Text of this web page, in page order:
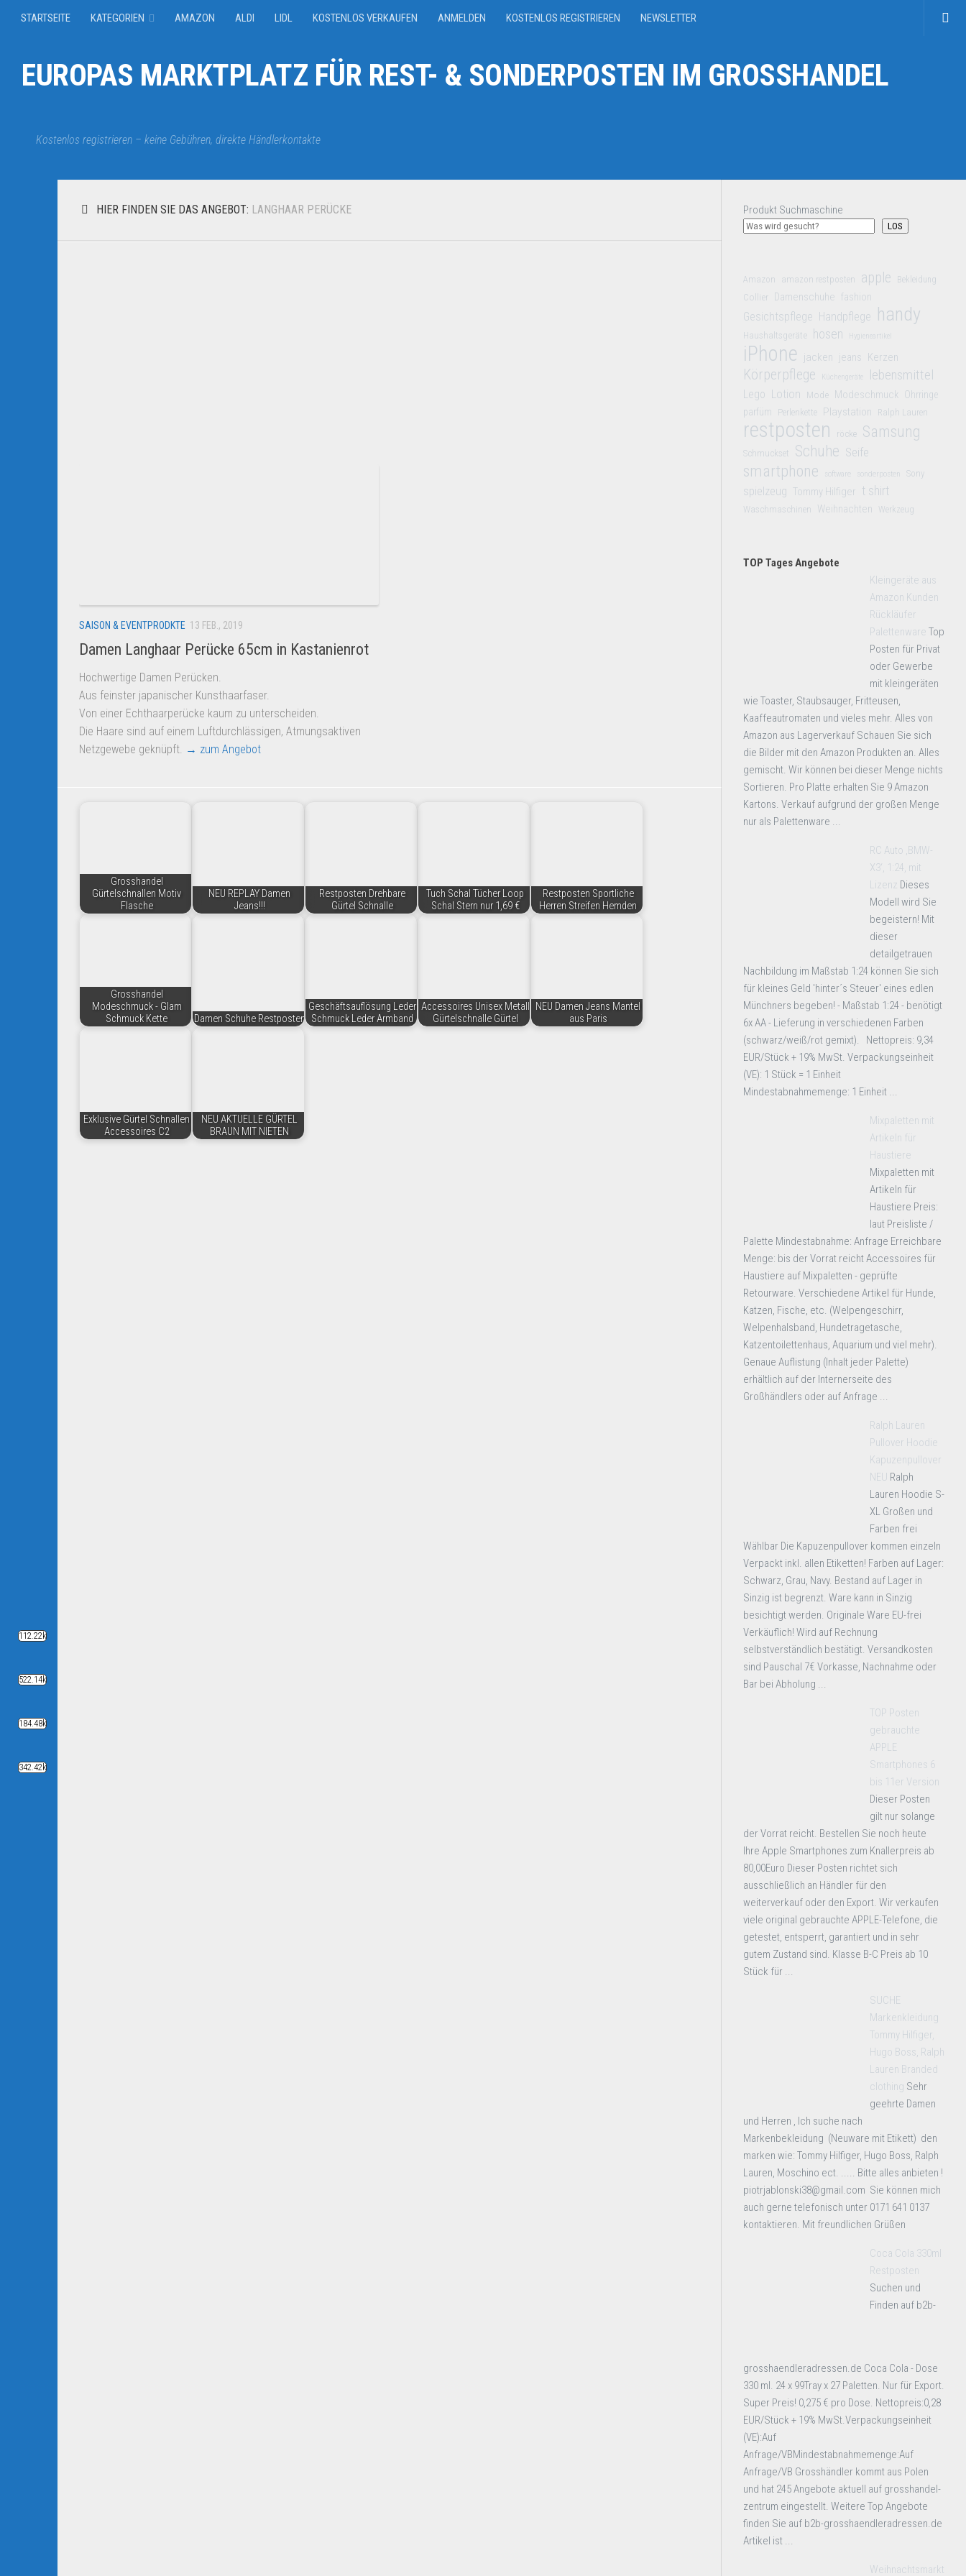
STARTSEITE KATEGORIEN AMAZON ALDI LIDL KOSTENLOS VERKAUFEN ANMELDEN KOSTENLOS REGISTRIEREN NEWSLETTER
EUROPAS MARKTPLATZ FÜR REST- & SONDERPOSTEN IM GROSSHANDEL
Kostenlos registrieren – keine Gebühren, direkte Händlerkontakte
HIER FINDEN SIE DAS ANGEBOT: LANGHAAR PERÜCKE
SAISON & EVENTPRODKTE 13 FEB., 2019
Damen Langhaar Perücke 65cm in Kastanienrot
Hochwertige Damen Perücken.
Aus feinster japanischer Kunsthaarfaser.
Von einer Echthaarperücke kaum zu unterscheiden.
Die Haare sind auf einem Luftdurchlässigen, Atmungsaktiven
Netzgewebe geknüpft. → zum Angebot
Grosshandel
Gürtelschnallen Motiv
Flasche
NEU REPLAY Damen
Jeans!!!
Restposten Drehbare
Gürtel Schnalle
Tuch Schal Tücher Loop
Schal Stern nur 1,69 €
Restposten Sportliche
Herren Streifen Hemden
Grosshandel
Modeschmuck - Glam
Schmuck Kette
Damen Schuhe Restposten
Geschäftsauflösung Leder
Schmuck Leder Armband
Accessoires Unisex Metall
Gürtelschnalle Gürtel
NEU Damen Jeans Mantel
aus Paris
Exklusive Gürtel Schnallen
Accessoires C2
NEU AKTUELLE GÜRTEL
BRAUN MIT NIETEN
Produkt Suchmaschine
LOS
Amazon amazon restposten apple Bekleidung
Collier Damenschuhe fashion
Gesichtspflege Handpflege handy
Haushaltsgeräte hosen Hygieneartikel
iPhone jacken jeans Kerzen
Körperpflege Küchengeräte lebensmittel
Lego Lotion Mode Modeschmuck Ohrringe
parfüm
Perlenkette Playstation Ralph Lauren
restposten röcke Samsung
Schmuckset Schuhe Seife
smartphone software sonderposten Sony
spielzeug Tommy Hilfiger t shirt
Waschmaschinen Weihnachten Werkzeug
TOP Tages Angebote
Kleingeräte aus
Amazon Kunden
Rückläufer
Palettenware Top
Posten für Privat
oder Gewerbe
mit kleingeräten
wie Toaster, Staubsauger, Fritteusen,
Kaaffeautromaten und vieles mehr. Alles von
Amazon aus Lagerverkauf Schauen Sie sich
die Bilder mit den Amazon Produkten an. Alles
gemischt. Wir können bei dieser Menge nichts
Sortieren. Pro Platte erhalten Sie 9 Amazon
Kartons. Verkauf aufgrund der großen Menge
nur als Palettenware ...
RC Auto ‚BMW-
X3‘, 1:24, mit
Lizenz Dieses
Modell wird Sie
begeistern! Mit
dieser
detailgetrauen
Nachbildung im Maßstab 1:24 können Sie sich
für kleines Geld 'hinter´s Steuer' eines edlen
Münchners begeben! - Maßstab 1:24 - benötigt
6x AA - Lieferung in verschiedenen Farben
(schwarz/weiß/rot gemixt). Nettopreis: 9,34
EUR/Stück + 19% MwSt. Verpackungseinheit
(VE): 1 Stück = 1 Einheit
Mindestabnahmemenge: 1 Einheit ...
Mixpaletten mit
Artikeln für
Haustiere
Mixpaletten mit
Artikeln für
Haustiere Preis:
laut Preisliste /
Palette Mindestabnahme: Anfrage Erreichbare
Menge: bis der Vorrat reicht Accessoires für
Haustiere auf Mixpaletten - geprüfte
Retourware. Verschiedene Artikel für Hunde,
Katzen, Fische, etc. (Welpengeschirr,
Welpenhalsband, Hundetragetasche,
Katzentoilettenhaus, Aquarium und viel mehr).
Genaue Auflistung (Inhalt jeder Palette)
erhältlich auf der Internerseite des
Großhändlers oder auf Anfrage ...
Ralph Lauren
Pullover Hoodie
Kapuzenpullover
NEU Ralph
Lauren Hoodie S-
XL Großen und
Farben frei
Wählbar Die Kapuzenpullover kommen einzeln
Verpackt inkl. allen Etiketten! Farben auf Lager:
Schwarz, Grau, Navy. Bestand auf Lager in
Sinzig ist begrenzt. Ware kann in Sinzig
besichtigt werden. Originale Ware EU-frei
Verkäuflich! Wird auf Rechnung
selbstverständlich bestätigt. Versandkosten
sind Pauschal 7€ Vorkasse, Nachnahme oder
Bar bei Abholung ...
TOP Posten
gebrauchte
APPLE
Smartphones 6
bis 11er Version
Dieser Posten
gilt nur solange
der Vorrat reicht. Bestellen Sie noch heute
Ihre Apple Smartphones zum Knallerpreis ab
80,00Euro Dieser Posten richtet sich
ausschließlich an Händler für den
weiterverkauf oder den Export. Wir verkaufen
viele original gebrauchte APPLE-Telefone, die
getestet, entsperrt, garantiert und in sehr
gutem Zustand sind. Klasse B-C Preis ab 10
Stück für ...
SUCHE
Markenkleidung
Tommy Hilfiger,
Hugo Boss, Ralph
Lauren Branded
clothing Sehr
geehrte Damen
und Herren , Ich suche nach
Markenbekleidung (Neuware mit Etikett) den
marken wie: Tommy Hilfiger, Hugo Boss, Ralph
Lauren, Moschino ect. ..... Bitte alles anbieten !
piotrjablonski38@gmail.com Sie können mich
auch gerne telefonisch unter 0171 641 0137
kontaktieren. Mit freundlichen Grüßen
Coca Cola 330ml
Restposten
Suchen und
Finden auf b2b-
grosshaendleradressen.de Coca Cola - Dose
330 ml. 24 x 99Tray x 27 Paletten. Nur für Export.
Super Preis! 0,275 € pro Dose. Nettopreis:0,28
EUR/Stück + 19% MwSt.Verpackungseinheit
(VE):Auf
Anfrage/VBMindestabnahmemenge:Auf
Anfrage/VB Grosshändler kommt aus Polen
und hat 245 Angebote aktuell auf grosshandel-
zentrum eingestellt. Weitere Top Angebote
finden Sie auf b2b-grosshaendleradressen.de
Artikel ist ...
Weihnachtsmarkt
112.22k
522.14k
184.48k
342.42k